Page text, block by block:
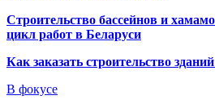
Строительство бассейнов и
цикл работ в Беларуси
Как заказать строительство
В фокусе